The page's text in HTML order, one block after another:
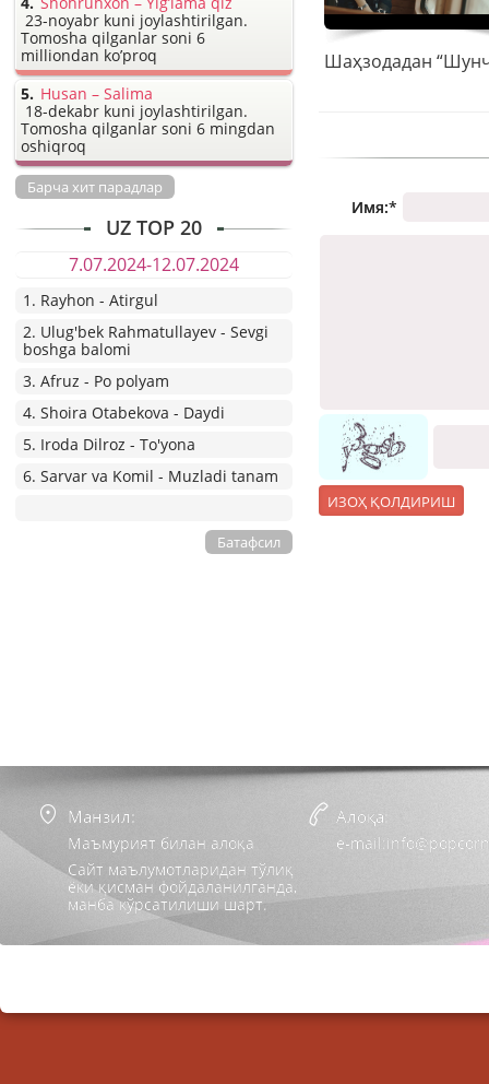
Имя:*
23-noyabr kuni joylashtirilgan.
Tomosha qilganlar soni 6
milliondan ko’proq
Husan – Salima
18-dekabr kuni joylashtirilgan.
Tomosha qilganlar soni 6 mingdan
oshiqroq
Барча хит парадлар
UZ TOP 20
7.07.2024-12.07.2024
1. Rayhon - Atirgul
2. Ulug'bek Rahmatullayev - Sevgi
boshga balomi
3. Afruz - Po polyam
4. Shoira Otabekova - Daydi
5. Iroda Dilroz - To'yona
6. Sarvar va Komil - Muzladi tanam
Батафсил
Манзил:
Маъмурият билан алоқа
Сайт маълумотларидан тўлиқ
ёки қисман фойдаланилганда,
манба кўрсатилиши шарт.
Алоқа:
e-